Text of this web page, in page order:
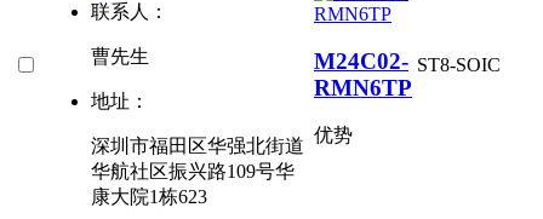
联系人：
曹先生
地址：
深圳市福田区华强北街道
华航社区振兴路109号华
康大院1栋623
M24C02-
RMN6TP
优势
ST8-SOIC